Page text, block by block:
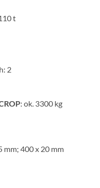
t
2
: ok. 3300 kg
mm; 400 x 20 mm